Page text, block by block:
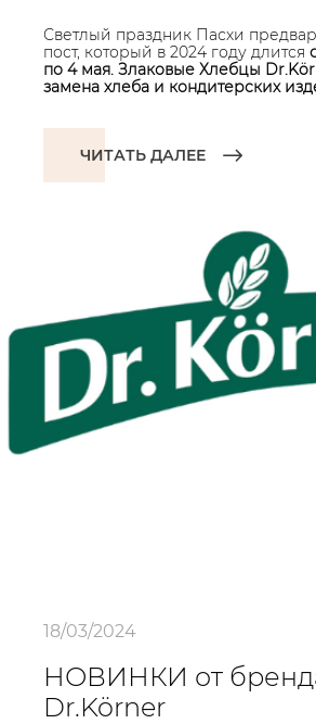
Светлый праздник Пасхи
пост, который в 2024 году длится
по 4 мая. Злаковые Хлебцы
замена хлеба и кондитерских
ЧИТАТЬ ДАЛЕЕ
18/03/2024
НОВИНКИ от
Dr.Körner